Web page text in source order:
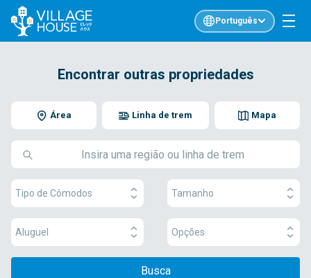
Português
Encontrar outras propriedades
Área Mapa
Linha de trem
Tipo de Cômodos Tamanho
Aluguel Opções
Busca